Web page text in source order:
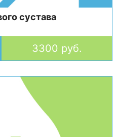
сустава
3300 руб.